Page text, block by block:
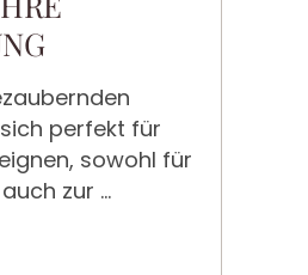
perfekt für
sowohl für
zur ...